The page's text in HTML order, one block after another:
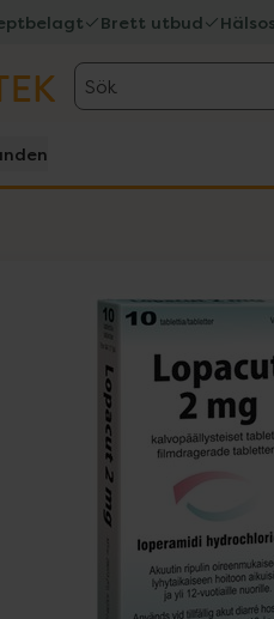
Brett utbud
Sök
. Innehåller 1 objekt.